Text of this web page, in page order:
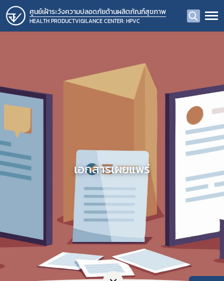
ศูนย์เฝ้าระวังความปลอดภัยด้านผลิตภัณฑ์สุขภาพ
HEALTH PRODUCTVIGILANCE CENTER: HPVC
เอกสารเผยแพร่